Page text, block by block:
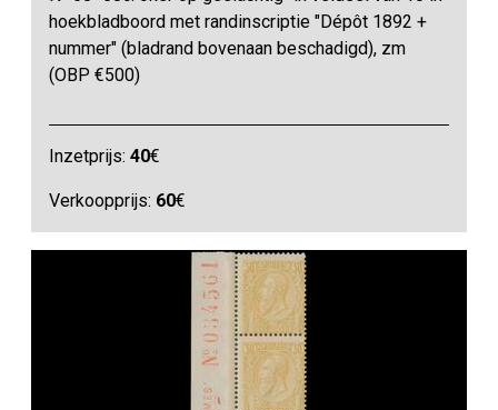
hoekbladboord met randinscriptie "Dépôt 1892 +
nummer" (bladrand bovenaan beschadigd), zm
(OBP €500)
Inzetprijs:40€
Verkoopprijs: 60€